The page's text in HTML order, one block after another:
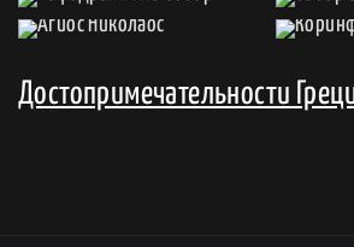
Достопримечательности